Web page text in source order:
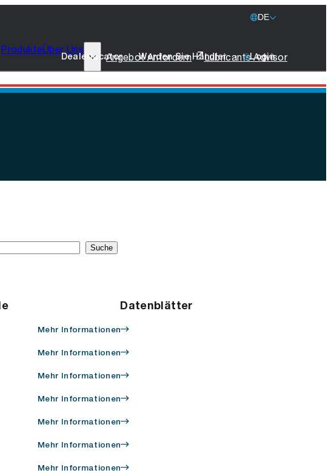
DE
ProdukteÜber Uns77 Lubricants
Nachhaltigkeit
Merchandise
Angebot Anfordern Lubricants Advisor
Dealerlocator Werden Sie Händler Login
Suche
Datenblätter
Mehr Informationen
Mehr Informationen
Mehr Informationen
Mehr Informationen
Mehr Informationen
Mehr Informationen
Mehr Informationen